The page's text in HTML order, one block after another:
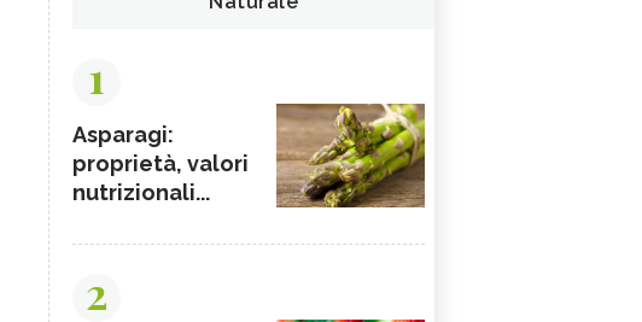
1
Asparagi:
proprietà, valori
nutrizionali...
2